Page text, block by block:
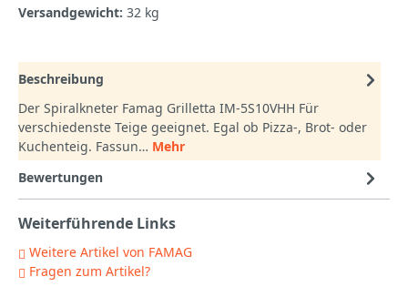
Versandgewicht: 32 kg
Beschreibung
Der Spiralkneter Famag Grilletta IM-5S10VHH Für
verschiedenste Teige geeignet. Egal ob Pizza-, Brot- oder
Kuchenteig. Fassun… Mehr
Bewertungen
Weiterführende Links
Weitere Artikel von FAMAG
Fragen zum Artikel?